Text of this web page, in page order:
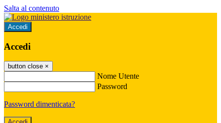
Salta al contenuto
Accedi
Accedi
button close ×
Nome Utente
Password
Password dimenticata?